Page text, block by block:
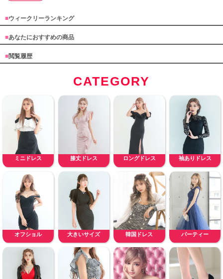
■ウィークリーランキング
■あなたにおすすめの商品
■閲覧履歴
CATEGORY
ミニドレス 膝丈ドレス ロングドレス 袖ありドレス
オフショル 大きいサイズ 韓国ドレス パーティー